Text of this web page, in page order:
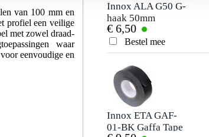
van 100 mm en
profiel een veilige
met zowel draad-
waar
eenvoudige en
Verstuur
Innox ALA G50 G-
haak 50mm
€ 6,50
Bestel mee
Innox ETA GAF-
01-BK Gaffa Tape